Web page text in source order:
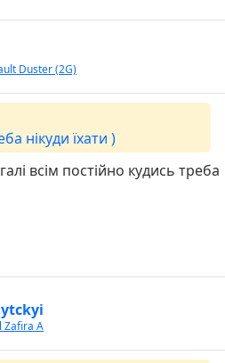
Duster (2G)
нікуди їхати )
всім постійно кудись треба
Zafira A